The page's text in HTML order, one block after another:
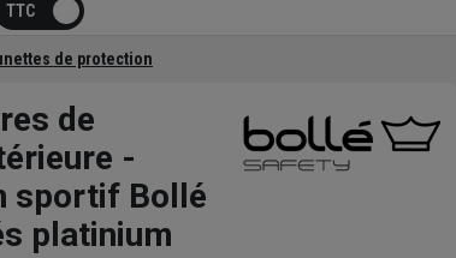
de protection
de
-
sportif Bollé
platinium